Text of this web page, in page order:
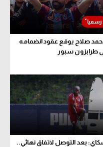
صلاح يوقع عقود انضمامه
طرابزون سبور
بعد التوصل لاتفاق نهائي..